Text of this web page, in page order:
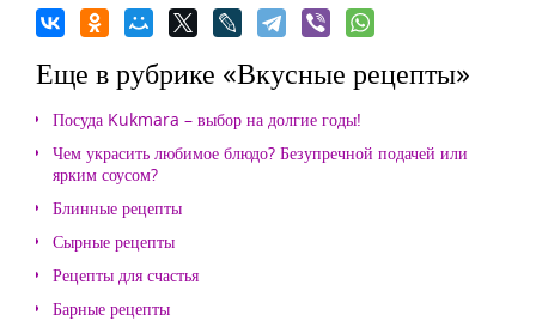
Еще в рубрике «Вкусные рецепты»
Посуда Kukmara – выбор на долгие годы!
Чем украсить любимое блюдо? Безупречной подачей или
ярким соусом?
Блинные рецепты
Сырные рецепты
Рецепты для счастья
Барные рецепты